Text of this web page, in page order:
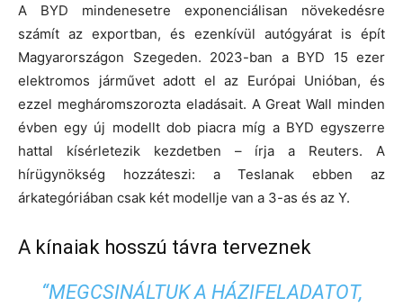
A BYD mindenesetre exponenciálisan növekedésre
számít az exportban, és ezenkívül autógyárat is épít
Magyarországon Szegeden. 2023-ban a BYD 15 ezer
elektromos járművet adott el az Európai Unióban, és
ezzel megháromszorozta eladásait. A Great Wall minden
évben egy új modellt dob piacra míg a BYD egyszerre
hattal kísérletezik kezdetben – írja a Reuters. A
hírügynökség hozzáteszi: a Teslanak ebben az
árkategóriában csak két modellje van a 3-as és az Y.
A kínaiak hosszú távra terveznek
“MEGCSINÁLTUK A HÁZIFELADATOT,